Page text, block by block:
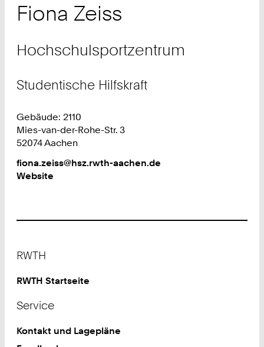
Fiona Zeiss
Hochschulsportzentrum
Studentische Hilfskraft
Gebäude: 2110
Mies-van-der-Rohe-Str. 3
52074 Aachen
Work
fiona.zeiss@hsz.rwth-aachen.de
Website
RWTH
RWTH Startseite
Service
Kontakt und Lagepläne